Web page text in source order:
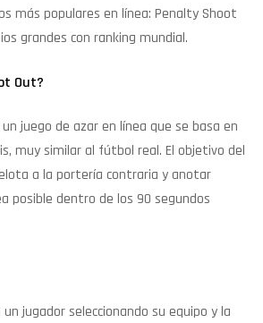
más populares en línea: Penalty Shoot
grandes con ranking mundial.
Out?
juego de azar en línea que se basa en
muy similar al fútbol real. El objetivo del
a la portería contraria y anotar
posible dentro de los 90 segundos
jugador seleccionando su equipo y la